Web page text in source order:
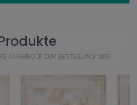
ANGEBOTE ZUR BESTELLUNG AUS